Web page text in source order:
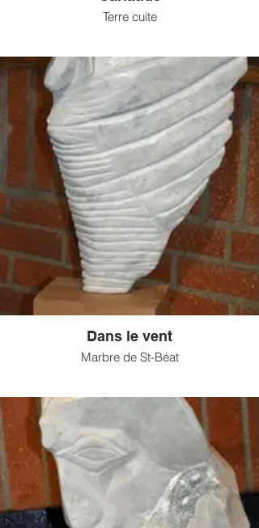
Terre cuite
Dans le vent
Marbre de St-Béat